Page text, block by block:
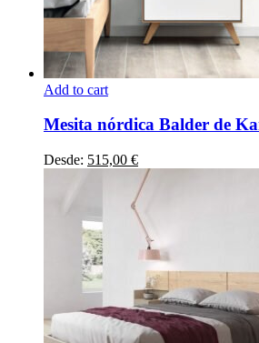
Add to cart
producto
múltiples
variantes.
pueden
de
producto
Mesita nórdica Balder de
Desde: 515,00 €